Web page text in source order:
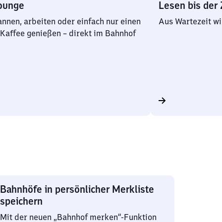
arbeiten oder einfach nur einen
genießen – direkt im Bahnhof
Lesen bis der
Aus Wartezeit
Bahnhöfe in persönlicher Merkliste
speichern
Mit der neuen „Bahnhof merken“-Funktion